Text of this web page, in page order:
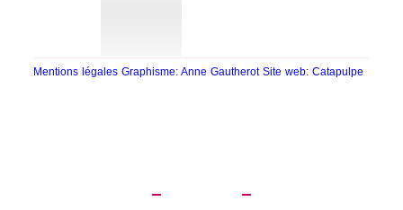
Mentions légalesGraphisme: Anne GautherotSite web: Catapulpe